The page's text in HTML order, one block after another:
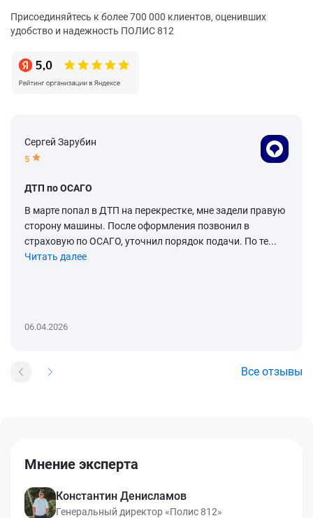
Присоединяйтесь к более 700 000 клиентов, оценивших
удобство и надежность ПОЛИС 812
Сергей Зарубин
5
ДТП по ОСАГО
В марте попал в ДТП на перекрестке, мне задели правую
сторону машины. После оформления позвонил в
страховую по ОСАГО, уточнил порядок подачи. По те...
Читать далее
06.04.2026
Все отзывы
Мнение эксперта
Константин Денисламов
Генеральный директор «Полис 812»